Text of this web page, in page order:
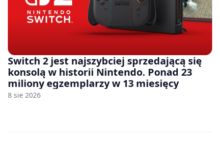
Switch 2 jest najszybciej sprzedającą się
konsolą w historii Nintendo. Ponad 23
miliony egzemplarzy w 13 miesięcy
8 sie 2026